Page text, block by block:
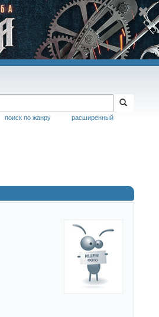
расширенный
поиск по жанру